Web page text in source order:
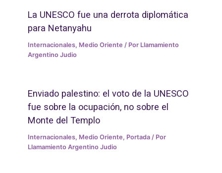
La UNESCO fue una derrota diplomática
para Netanyahu
Internacionales, Medio Oriente / Por Llamamiento
Argentino Judio
Enviado palestino: el voto de la UNESCO
fue sobre la ocupación, no sobre el
Monte del Templo
Internacionales, Medio Oriente, Portada / Por
Llamamiento Argentino Judio